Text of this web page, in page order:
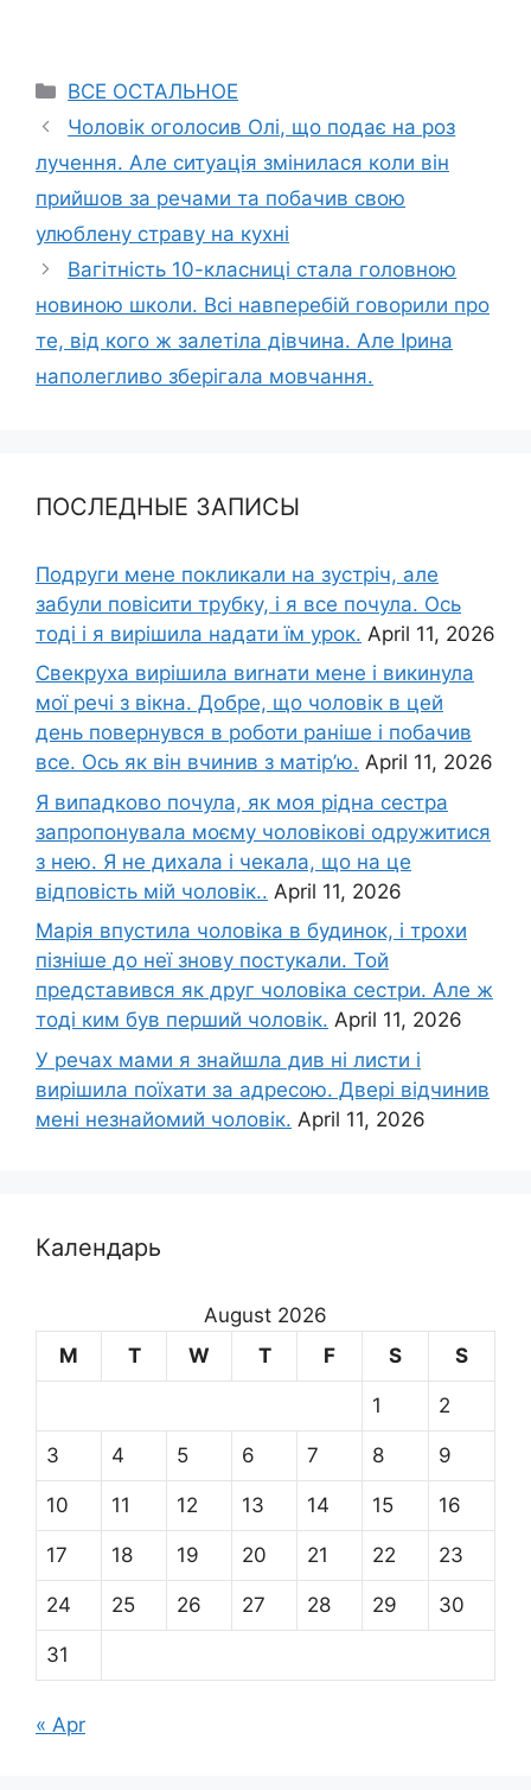
Categories
ВСЕ ОСТАЛЬНОЕ
Чоловік оголосив Олі, що подає на роз
лучення. Але ситуація змінилася коли він
прийшов за речами та побачив свою
улюблену страву на кухні
Вагітність 10-класниці стала головною
новиною школи. Всі навперебій говорили про
те, від кого ж залeтіла дівчина. Але Ірина
наполегливо зберігала мовчання.
ПОСЛЕДНЫЕ ЗАПИСЫ
Подруги мене покликали на зустріч, але
забули повісити трубку, і я все почула. Ось
тоді і я вирішила надати їм урок. April 11, 2026
Свекруха вирішила виrнати мене і викинула
мої речі з вікна. Добре, що чоловік в цей
день повернувся в роботи раніше і побачив
все. Ось як він вчинив з матір’ю. April 11, 2026
Я випадково почула, як моя рідна сестра
запропонувала моєму чоловікові одружитися
з нею. Я не дихала і чекала, що на це
відповість мій чоловік.. April 11, 2026
Марія впустила чоловіка в будинок, і трохи
пізніше до неї знову постукали. Той
представився як друг чоловіка сестри. Але ж
тоді ким був перший чоловік. April 11, 2026
У речах мами я знайшла див ні листи і
вирішила поїхати за адресою. Двері відчинив
мені незнайомий чоловік. April 11, 2026
Календарь
August 2026
M
T W T F S S
1 2
3 4 5 6 7 8 9
10 11 12 13 14 15 16
17 18 19 20 21 22 23
24 25 26 27 28 29 30
31
« Apr